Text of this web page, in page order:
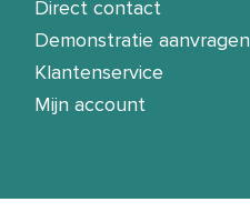
Direct contact
Demonstratie aanvragen
Klantenservice
Mijn account